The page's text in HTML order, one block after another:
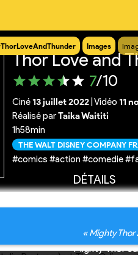
Images
Thor Love and
7/10
Ciné13 juillet 2022 Vidéo 11
Réalisé parTaika Waititi
1h58min
THE WALT DISNEY COMPANY
#comics #action #comedie
DÉTAILS
« Mighty
Mighty Thor